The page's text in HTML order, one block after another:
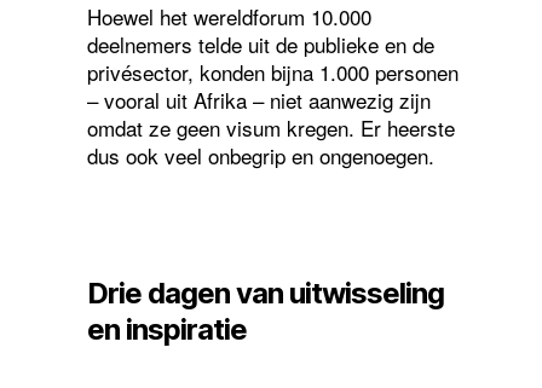
Hoewel het wereldforum 10.000
deelnemers telde uit de publieke en de
privésector, konden bijna 1.000 personen
– vooral uit Afrika – niet aanwezig zijn
omdat ze geen visum kregen. Er heerste
dus ook veel onbegrip en ongenoegen.
Drie dagen van uitwisseling
en inspiratie